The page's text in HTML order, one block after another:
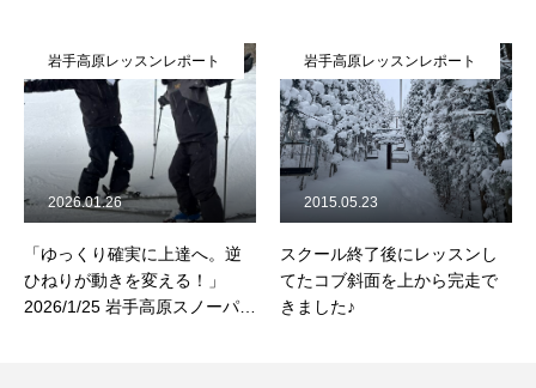
岩手高原レッスンレポート
「ゆっくり確実に上達へ。逆
ひねりが動きを変える！」
2026/1/25 岩手高原スノーパー
2026.01.26
岩手高原レッスンレポート
スクール終了後にレッスンし
てたコブ斜面を上から完走で
きました♪
2015.05.23